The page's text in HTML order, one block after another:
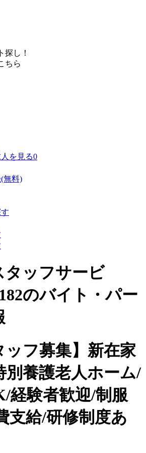
探し！
ちら
を見る0
無料)
タッフサービ
のバイト・パー
ッフ募集】新在家
別養護老人ホーム/
経験者歓迎/制服
支給/研修制度あ